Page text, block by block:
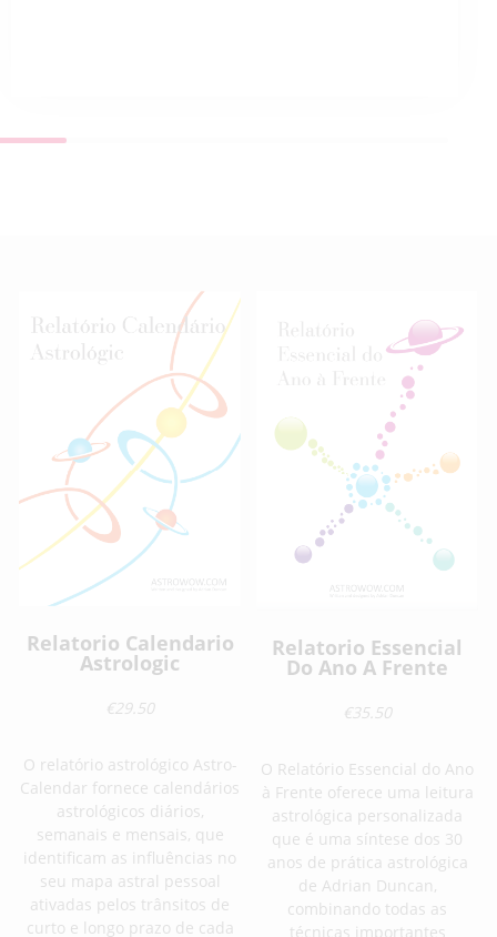
Relatorio Calendario
Astrologic
€29.50
O relatório astrológico Astro-
Calendar fornece calendários
astrológicos diários,
semanais e mensais, que
identificam as influências no
seu mapa astral pessoal
ativadas pelos trânsitos de
curto e longo prazo de cada
Relatorio Essencial
Do Ano A Frente
€35.50
O Relatório Essencial do Ano
à Frente oferece uma leitura
astrológica personalizada
que é uma síntese dos 30
anos de prática astrológica
de Adrian Duncan,
combinando todas as
técnicas importantes